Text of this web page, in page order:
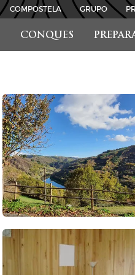
CONQUES
COMPOSTELA GRUPO